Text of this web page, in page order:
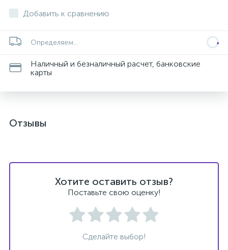
Добавить к сравнению
Определяем...
Наличный и безналичный расчет, банковские
карты
Отзывы
Хотите оставить отзыв?
Поставьте свою оценку!
Сделайте выбор!